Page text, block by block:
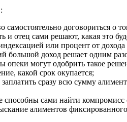
договориться о
и отец сами решают, какая это
или процент от дохода
доход решает одним
могут одобрить такое
какой срок окупается;
сразу всю сумму
способны сами найти
алиментов